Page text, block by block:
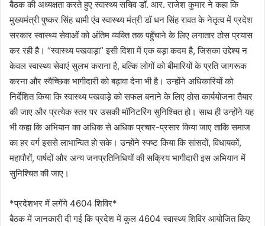
बैठक की अध्यक्षता करते हुए स्वास्थ्य सचिव डॉ. आर. राजेश कुमार ने कहा कि
मुख्यमंत्री पुष्कर सिंह धामी एंव स्वास्थ्य मंत्री डॉ धन सिंह रावत के नेतृत्व में प्रदेश
सरकार स्वास्थ्य सेवाओं को अंतिम व्यक्ति तक पहुँचाने के लिए लगातार ठोस प्रयास
कर रही है। “स्वास्थ्य पखवाड़ा” इसी दिशा में एक बड़ा कदम है, जिसका उद्देश्य न
केवल स्वास्थ्य सेवाएं सुलभ कराना है, बल्कि लोगों को बीमारियों के प्रति जागरूक
करना और स्वैच्छिक भागीदारी को बढ़ावा देना भी है। उन्होंने अधिकारियों को
निर्देशित किया कि स्वास्थ्य पखवाड़े को सफल बनाने के लिए ठोस कार्ययोजना तैयार
की जाए और प्रत्येक स्तर पर उसकी मॉनिटरिंग सुनिश्चित हो। साथ ही उन्होंने यह
भी कहा कि अभियान का अधिक से अधिक प्रचार-प्रसार किया जाए ताकि समाज
का हर वर्ग इससे लाभान्वित हो सके। उन्होंने स्पष्ट किया कि सांसदों, विधायकों,
महापौरों, पार्षदों और अन्य जनप्रतिनिधियों की सक्रिय भागीदारी इस अभियान में
सुनिश्चित की जाए।
*प्रदेशभर में लगेंगे 4604 शिविर*
बैठक में जानकारी दी गई कि प्रदेश में कुल 4604 स्वास्थ्य शिविर आयोजित किए